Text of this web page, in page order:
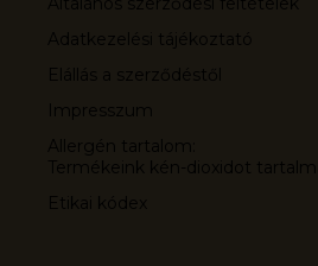
Adatkezelési tájékoztató
Elállás a szerződéstől
Impresszum
Allergén tartalom:
Termékeink kén-dioxidot
Etikai kódex